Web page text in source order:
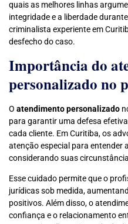
quais as melhores linhas
integridade e a liberdade
criminalista experiente em
desfecho do caso.
Importância do
personalizado no
O atendimento personalizado
para garantir uma defesa
cada cliente. Em Curitiba, os
atenção especial para entender
considerando suas
Esse cuidado permite que o
jurídicas sob medida,
positivos. Além disso, o
confiança e o relacionamento